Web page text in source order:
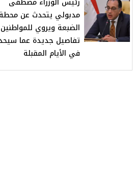
مدبولي يتحدث عن
الضبعة ويروي للمواطنين
تفاصيل جديدة عما
في الأيام المقبلة